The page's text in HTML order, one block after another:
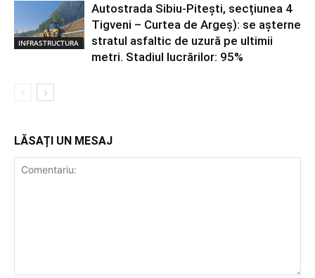
INFRASTRUCTURA
Autostrada Sibiu-Pitești, secțiunea 4
Tigveni – Curtea de Argeș): se așterne
stratul asfaltic de uzură pe ultimii
metri. Stadiul lucrărilor: 95%
LĂSAȚI UN MESAJ